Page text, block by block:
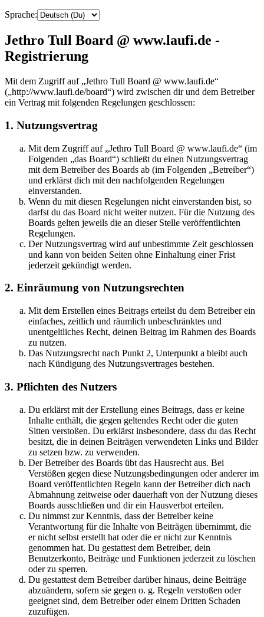
Sprache:
Jethro Tull Board @ www.laufi.de -
Registrierung
Mit dem Zugriff auf „Jethro Tull Board @ www.laufi.de“
(„http://www.laufi.de/board“) wird zwischen dir und dem Betreiber
ein Vertrag mit folgenden Regelungen geschlossen:
1. Nutzungsvertrag
Mit dem Zugriff auf „Jethro Tull Board @ www.laufi.de“ (im
Folgenden „das Board“) schließt du einen Nutzungsvertrag
mit dem Betreiber des Boards ab (im Folgenden „Betreiber“)
und erklärst dich mit den nachfolgenden Regelungen
einverstanden.
Wenn du mit diesen Regelungen nicht einverstanden bist, so
darfst du das Board nicht weiter nutzen. Für die Nutzung des
Boards gelten jeweils die an dieser Stelle veröffentlichten
Regelungen.
Der Nutzungsvertrag wird auf unbestimmte Zeit geschlossen
und kann von beiden Seiten ohne Einhaltung einer Frist
jederzeit gekündigt werden.
2. Einräumung von Nutzungsrechten
Mit dem Erstellen eines Beitrags erteilst du dem Betreiber ein
einfaches, zeitlich und räumlich unbeschränktes und
unentgeltliches Recht, deinen Beitrag im Rahmen des Boards
zu nutzen.
Das Nutzungsrecht nach Punkt 2, Unterpunkt a bleibt auch
nach Kündigung des Nutzungsvertrages bestehen.
3. Pflichten des Nutzers
Du erklärst mit der Erstellung eines Beitrags, dass er keine
Inhalte enthält, die gegen geltendes Recht oder die guten
Sitten verstoßen. Du erklärst insbesondere, dass du das Recht
besitzt, die in deinen Beiträgen verwendeten Links und Bilder
zu setzen bzw. zu verwenden.
Der Betreiber des Boards übt das Hausrecht aus. Bei
Verstößen gegen diese Nutzungsbedingungen oder anderer im
Board veröffentlichten Regeln kann der Betreiber dich nach
Abmahnung zeitweise oder dauerhaft von der Nutzung dieses
Boards ausschließen und dir ein Hausverbot erteilen.
Du nimmst zur Kenntnis, dass der Betreiber keine
Verantwortung für die Inhalte von Beiträgen übernimmt, die
er nicht selbst erstellt hat oder die er nicht zur Kenntnis
genommen hat. Du gestattest dem Betreiber, dein
Benutzerkonto, Beiträge und Funktionen jederzeit zu löschen
oder zu sperren.
Du gestattest dem Betreiber darüber hinaus, deine Beiträge
abzuändern, sofern sie gegen o. g. Regeln verstoßen oder
geeignet sind, dem Betreiber oder einem Dritten Schaden
zuzufügen.